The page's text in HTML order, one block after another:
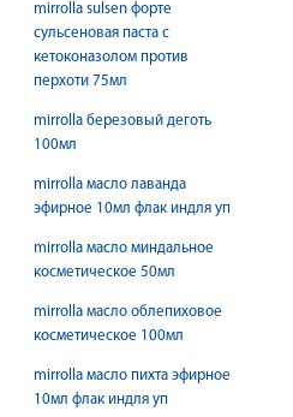
mirrolla sulsen форте
сульсеновая паста с
кетоконазолом против
перхоти 75мл
mirrolla березовый деготь
100мл
mirrolla масло лаванда
эфирное 10мл флак индля уп
mirrolla масло миндальное
косметическое 50мл
mirrolla масло облепиховое
косметическое 100мл
mirrolla масло пихта эфирное
10мл флак индля уп